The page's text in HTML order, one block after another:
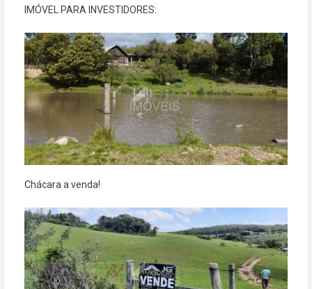
IMÓVEL PARA INVESTIDORES:
Chácara a venda!